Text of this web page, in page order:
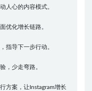
人心的内容模式。
优化增长链路。
指导下一步行动。
，少走弯路。
方案，让Instagram增长